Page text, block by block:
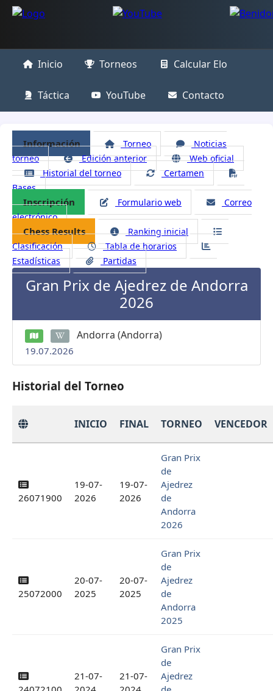
Inicio Torneos Calcular Elo
Táctica YouTube Contacto
Información Torneo
Noticias
torneo
Edición anterior
Web oficial
Historial del torneo
Certamen
Bases
Inscripción Formulario web
Correo
electrónico
Chess Results
Ranking inicial
Clasificación
Tabla de horarios
Estadísticas
Partidas
Gran Prix de Ajedrez de Andorra
2026
Andorra (Andorra)
19.07.2026
Historial del Torneo
INICIO FINAL TORNEO VENCEDOR
26071900
19-07-
2026
19-07-
2026
Gran Prix
de
Ajedrez
de
Andorra
2026
25072000
20-07-
2025
20-07-
2025
Gran Prix
de
Ajedrez
de
Andorra
2025
21-07-
21-07-
Gran Prix
de
Ajedrez